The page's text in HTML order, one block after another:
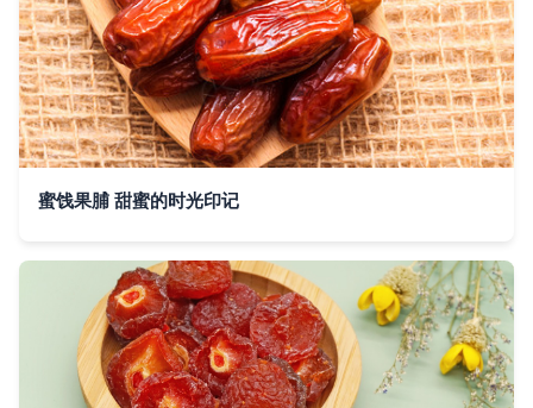
蜜饯果脯 甜蜜的时光印记